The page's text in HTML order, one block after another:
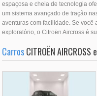
espaçosa e cheia de tecnologia
um sistema avançado de tração
aventuras com facilidade. Se
exploratório, o Citroën Aircross é
CarrosCITROËN